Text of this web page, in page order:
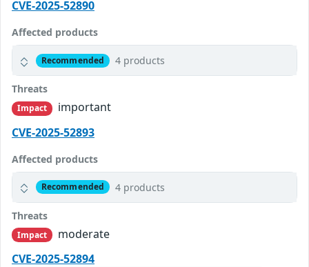
CVE-2025-52890
Affected products
Recommended 4 products
Threats
Impact
important
CVE-2025-52893
Affected products
Recommended 4 products
Threats
Impact
moderate
CVE-2025-52894